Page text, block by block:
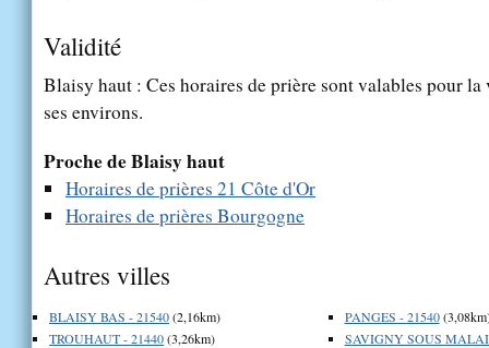
Validité
Blaisy haut : Ces horaires de prière sont valables pour
ses environs.
Proche de Blaisy haut
Horaires de prières 21 Côte d'Or
Horaires de prières Bourgogne
Autres villes
BLAISY BAS - 21540(2,16km)
TROUHAUT - 21440(3,26km)
PANGES - 21540
SAVIGNY SOUS